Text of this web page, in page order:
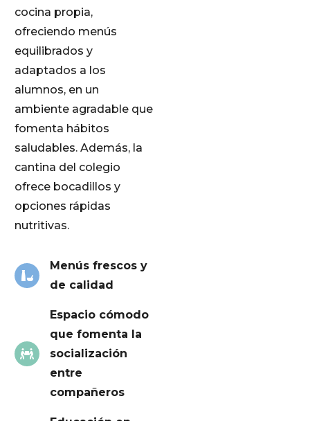
cocina propia,
ofreciendo menús
equilibrados y
adaptados a los
alumnos, en un
ambiente agradable que
fomenta hábitos
saludables. Además, la
cantina del colegio
ofrece bocadillos y
opciones rápidas
nutritivas.
Menús frescos y
de calidad
Espacio cómodo
que fomenta la
socialización
entre
compañeros